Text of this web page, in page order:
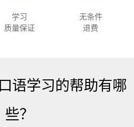
学习
质量保证
无条件
退费
语学习的帮助有哪
些？